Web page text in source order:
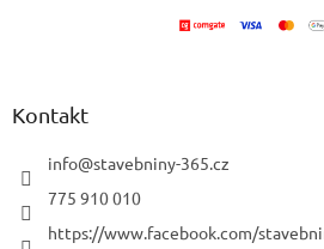
Kontakt
info@stavebniny-365.cz
775 910 010
https://www.facebook.com/